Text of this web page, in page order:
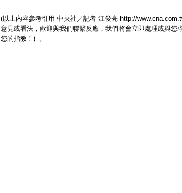
(以上內容參考引用 中央社／記者 江俊亮 http://
意見或看法，歡迎與我們聯繫反應，我們將會立即處理或與您
您的指教！) 。